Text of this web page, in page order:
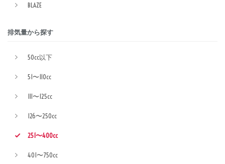
BLAZE
排気量から探す
50cc以下
51〜110cc
111〜125cc
126〜250cc
251〜400cc
401〜750cc